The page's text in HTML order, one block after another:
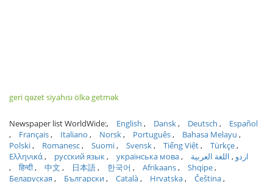
geri qəzet siyahısı ölkə getmək
Newspaper list WorldWide: English Dansk Deutsch
Español
Français
Italiano Norsk Português
Bahasa Melayu
Polski
Romanesc Suomi Svensk Tiếng Việt
Türkçe
Ελληνικά
русский язык українська мова اردو
اللغة العربية
हिन्दी
中文 日本語 한국어 Afrikaans
Shqipe
Беларуская
Български Català Hrvatska Čeština